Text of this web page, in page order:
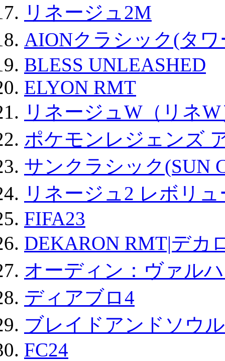
リネージュ2M
AIONクラシック(タ
BLESS UNLEASHED
ELYON RMT
リネージュW（リネ
ポケモンレジェンズ
サンクラシック(SUN
リネージュ2 レボリ
FIFA23
DEKARON RMT|デカ
オーディン：ヴァル
ディアブロ4
ブレイドアンドソウ
FC24